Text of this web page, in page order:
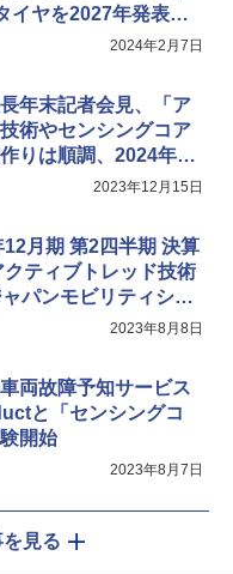
イヤを2027年発表予
2024年2月7日
年末記者会見、「ア
術やセンシングコア
りは順調、2024年か
タートします」
2023年12月15日
月期 第2四半期 決算
ティブトレッド技術
パンモビリティショ
と山本悟社長2023年8月8日
両故障予知サービス
と「センシングコ
開始
2023年8月7日
見る